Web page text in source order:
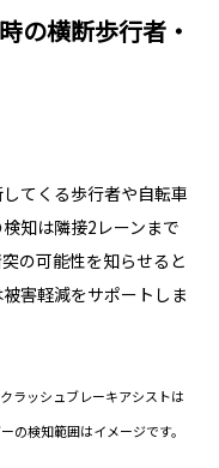
の横断歩行者・
てくる歩行者や自転車
知は隣接2レーンまで
の可能性を知らせると
害軽減をサポートしま
ラッシュブレーキアシストは
検知範囲はイメージです。